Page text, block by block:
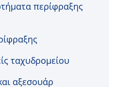
περίφραξης
ταχυδρομείου
αξεσουάρ